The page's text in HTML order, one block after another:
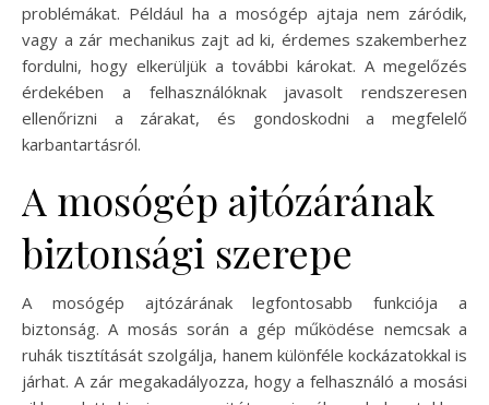
problémákat. Például ha a mosógép ajtaja nem záródik,
vagy a zár mechanikus zajt ad ki, érdemes szakemberhez
fordulni, hogy elkerüljük a további károkat. A megelőzés
érdekében a felhasználóknak javasolt rendszeresen
ellenőrizni a zárakat, és gondoskodni a megfelelő
karbantartásról.
A mosógép ajtózárának
biztonsági szerepe
A mosógép ajtózárának legfontosabb funkciója a
biztonság. A mosás során a gép működése nemcsak a
ruhák tisztítását szolgálja, hanem különféle kockázatokkal is
járhat. A zár megakadályozza, hogy a felhasználó a mosási